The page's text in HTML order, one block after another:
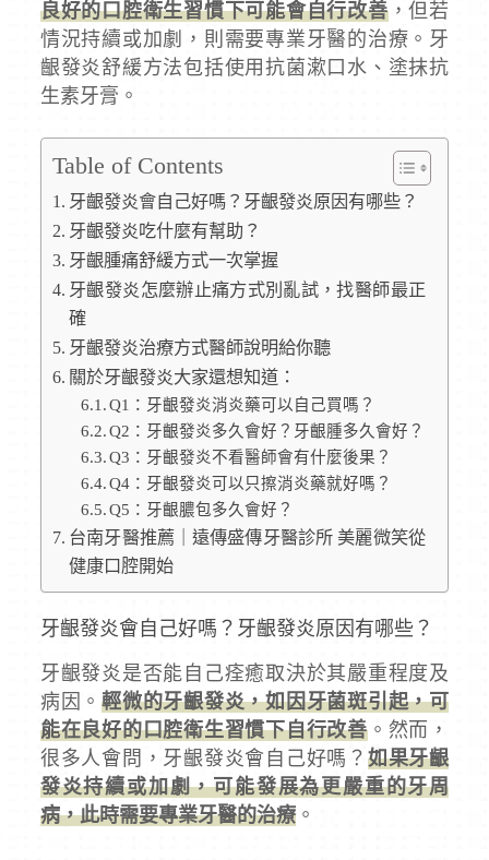
良好的口腔衛生習慣下可能會自行改善，但若
情況持續或加劇，則需要專業牙醫的治療。牙
齦發炎舒緩方法包括使用抗菌漱口水、塗抹抗
生素牙膏。
Table of Contents
牙齦發炎會自己好嗎？牙齦發炎原因有哪些？
牙齦發炎吃什麼有幫助？
牙齦腫痛舒緩方式一次掌握
牙齦發炎怎麼辦止痛方式別亂試，找醫師最正
確
牙齦發炎治療方式醫師說明給你聽
關於牙齦發炎大家還想知道：
Q1：牙齦發炎消炎藥可以自己買嗎？
Q2：牙齦發炎多久會好？牙齦腫多久會好？
Q3：牙齦發炎不看醫師會有什麼後果？
Q4：牙齦發炎可以只擦消炎藥就好嗎？
Q5：牙齦膿包多久會好？
台南牙醫推薦｜遠傳盛傳牙醫診所 美麗微笑從
健康口腔開始
牙齦發炎會自己好嗎？牙齦發炎原因有哪些？
牙齦發炎是否能自己痊癒取決於其嚴重程度及
病因。輕微的牙齦發炎，如因牙菌斑引起，可
能在良好的口腔衛生習慣下自行改善。然而，
很多人會問，牙齦發炎會自己好嗎？ 如果牙齦
發炎持續或加劇，可能發展為更嚴重的牙周
病，此時需要專業牙醫的治療。